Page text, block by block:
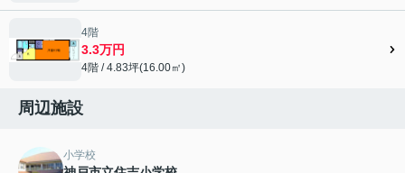
4階
3.3万円
4階 / 4.83坪(16.00㎡)
周辺施設
小学校